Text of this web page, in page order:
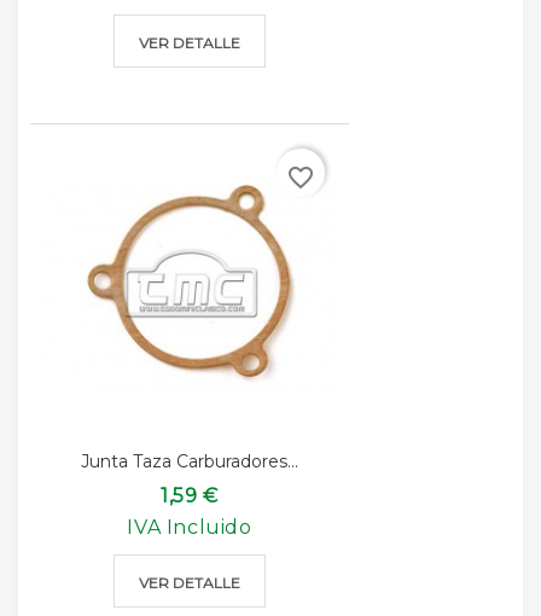
VER DETALLE
Junta Taza Carburadores...
1,59 €
IVA Incluido
VER DETALLE
favorite_border